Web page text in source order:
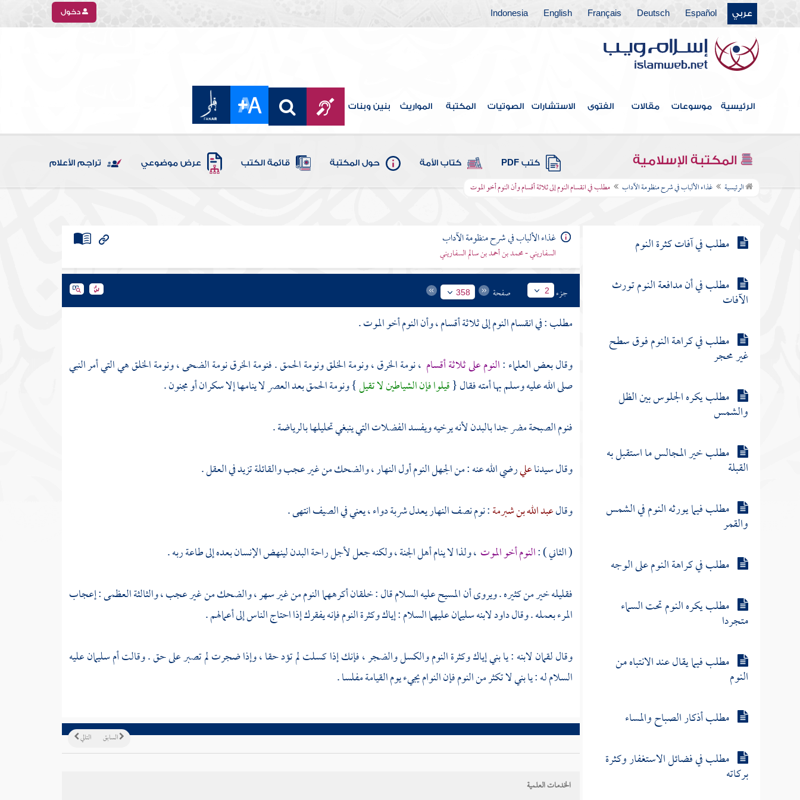
عربي Español
Deutsch
Français
English
Indonesia دخول
الرئيسية موسوعات مقالات الفتوى الاستشارات الصوتيات المكتبة المواريث بنين وبنات
المكتبة الإسلامية كتب PDF كتاب الأمة حول المكتبة قائمة الكتب عرض موضوعي تراجم الأعلام
الرئيسية غذاء الألباب في شرح منظومة الآداب مطلب في انقسام النوم إلى ثلاثة أقسام وأن النوم أخو الموت
مطلب في كراهة النوم بعد الفجر
والعصر
ووضع الرجل فوق أختها
مطلب في انقسام النوم إلى ثلاثة
مطلب في آفات كثرة النوم
مطلب في أن مدافعة النوم تورث
الآفات
مطلب في كراهة النوم فوق سطح
غير محجر
مطلب يكره الجلوس بين الظل
والشمس
مطلب خير المجالس ما استقبل به
القبلة
مطلب فيما يورثه النوم في الشمس
والقمر
مطلب في كراهة النوم على الوجه
مطلب يكره النوم تحت السماء
متجردا
مطلب فيما يقال عند الانتباه من
النوم
مطلب أذكار الصباح والمساء
مطلب في فضائل الاستغفار وكثرة
بركاته
غذاء الألباب في شرح منظومة الآداب
السفاريني - محمد بن أحمد بن سالم السفاريني
جزء 2 صفحة 358
مطلب : في انقسام النوم إلى ثلاثة أقسام ، وأن النوم أخو الموت .
وقال بعض العلماء :النوم على ثلاثة أقسام ، نومة الخرق ، ونومة الخلق ونومة الحمق . فنومة الخرق نومة الضحى ، ونومة الخلق هي التي أمر النبي
صلى الله عليه وسلم بها أمته فقال {قيلوا فإن الشياطين لا تقيل} ونومة الحمق بعد العصر لا ينامها إلا سكران أو مجنون .
فنوم الصبحة مضر جدا بالبدن لأنه يرخيه ويفسد الفضلات التي ينبغي تحليلها بالرياضة .
وقال سيدناعليرضي الله عنه : من الجهل النوم أول النهار ، والضحك من غير عجب والقائلة تزيد في العقل .
وقالعبد الله بن شبرمة: نوم نصف النهار يعدل شربة دواء ، يعني في الصيف انتهى .
( الثاني ) :النوم أخو الموت ، ولذا لا ينام أهل الجنة ، ولكنه جعل لأجل راحة البدن لينهض الإنسان بعده إلى طاعة ربه .
فقليله خير من كثيره . ويروى أنالمسيحعليه السلام قال : خلقان أكرههما النوم من غير سهر ، والضحك من غير عجب ، والثالثة العظمى : إعجاب
المرء بعمله . وقالداودلابنهسليمانعليهما السلام : إياك وكثرة النوم فإنه يفقرك إذا احتاج الناس إلى أعمالهم .
وقاللقمانلابنه : يا بني إياك وكثرة النوم والكسل والضجر ، فإنك إذا كسلت لم تؤد حقا ، وإذا ضجرت لم تصبر على حق . وقالتأم سليمانعليه
السلام له : يا بني لا تكثر من النوم فإن النوام يجيء يوم القيامة مفلسا .
التالي السابق
الخدمات العلمية